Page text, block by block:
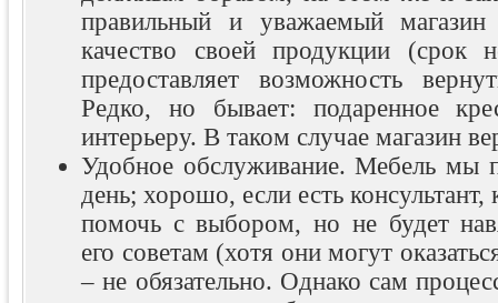
правильный и уважаемый магазин
качество своей продукции
предоставляет возможность
Редко, но бывает: подаренное
интерьеру. В таком случае магазин
Удобное обслуживание. Мебель мы
день; хорошо, если есть консультант,
помочь с выбором, но не будет
его советам (хотя они могут
– не обязательно. Однако сам